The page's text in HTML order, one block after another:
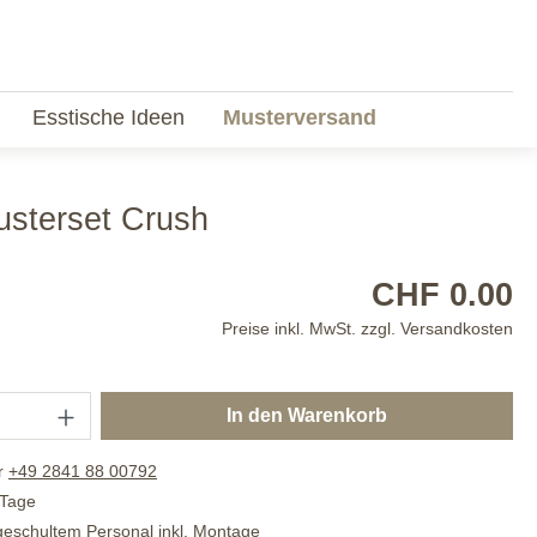
Esstische Ideen Musterversand
Crush
CHF 0.00
Preise inkl. MwSt. zzgl. Versandkosten
In den Warenkorb
+49 2841 88 00792
Personal inkl. Montage